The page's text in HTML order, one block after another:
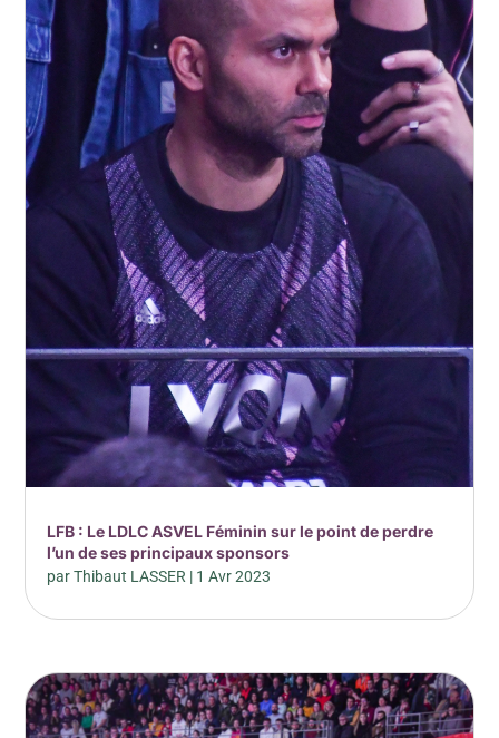
LFB : Le LDLC ASVEL Féminin sur le point de perdre
l’un de ses principaux sponsors
parThibaut LASSER | 1 Avr 2023